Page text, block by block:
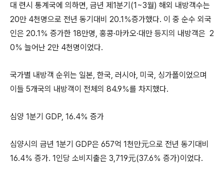
대 련시 통계국에 의하면, 금년 제1분기(1~3월) 해외 내방객수는
20만 4천명으로 전년 동기대비 20.1％증가했다. 이 중 순수 외국
인은 20.1％ 증가한 18만명, 홍콩·마카오·대만 등지의 내방객은 2
0％ 늘어난 2만 4천명이었다.
국가별 내방객 순위는 일본, 한국, 러시아, 미국, 싱가폴이었으며
이들 5개국의 내방객이 전체의 84.9％를 차지했다.
심양 1분기 GDP, 16.4％ 증가
심양시의 금년 1분기 GDP은 657억 1천만元으로 전년 동기대비
16.4％ 증가. 1인당 소비지출은 3,719元(37.6％ 증가)이었다.